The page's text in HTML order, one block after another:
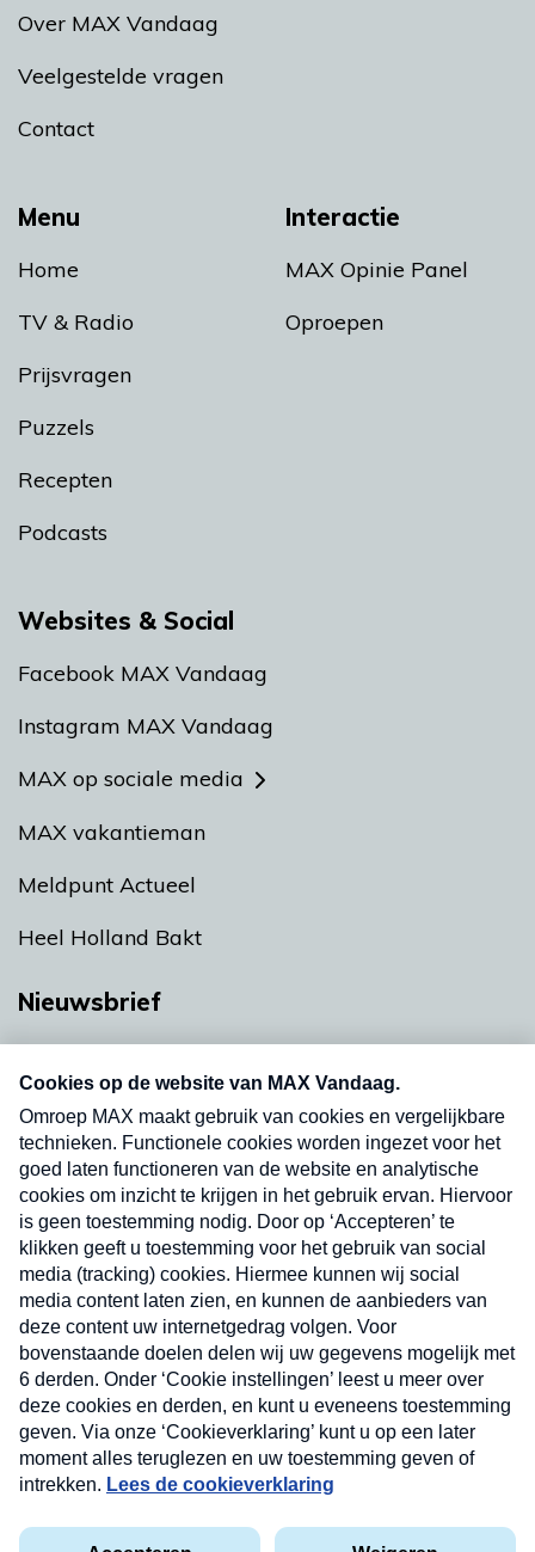
Menu
Home
TV & Radio
Prijsvragen
Puzzels
Recepten
Podcasts
Interactie
MAX Opinie Panel
Oproepen
Over MAX Vandaag
Veelgestelde vragen
Contact
Websites & Social
Facebook MAX Vandaag
Instagram MAX Vandaag
MAX op sociale media
MAX vakantieman
Meldpunt Actueel
Heel Holland Bakt
Nieuwsbrief
nieuwsbrief. Elke vrijdag- en dinsdagochtend in
uw mailbox.
Verzend
Privacyverklaring
Cookieverklaring
Nieuwsbrief
Neem hier een gratis abonnement op onze
nieuwsbrief. Elke vrijdag- en dinsdagochtend in uw